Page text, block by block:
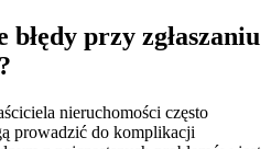
błędy przy zgłaszaniu
nieruchomości często
prowadzić do komplikacji